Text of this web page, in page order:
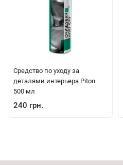
Средство по уходу за
деталями интерьера Piton
500 мл
240 грн.